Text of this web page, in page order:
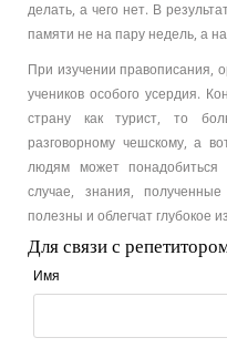
делать, а чего нет. В
памяти не на пару недель, а
При изучении правописания,
учеников особого усердия.
страну как турист, то
разговорному чешскому, а
людям может
случае, знания,
полезны и облегчат
Для связи с
Имя